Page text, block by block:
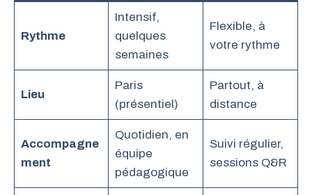
Rythme
Intensif,
quelques
semaines
Flexible, à
votre rythme
Lieu
Paris
(présentiel)
Partout, à
distance
Accompagne
ment
Quotidien, en
équipe
pédagogique
Suivi régulier,
sessions Q&R